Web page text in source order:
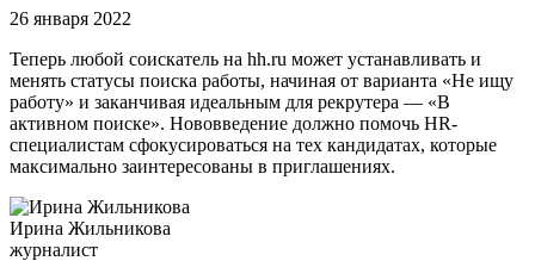
26 января 2022
Теперь любой соискатель на hh.ru может устанавливать и
менять статусы поиска работы, начиная от варианта «Не ищу
работу» и заканчивая идеальным для рекрутера — «В
активном поиске». Нововведение должно помочь HR-
специалистам сфокусироваться на тех кандидатах, которые
максимально заинтересованы в приглашениях.
Ирина Жильникова
журналист